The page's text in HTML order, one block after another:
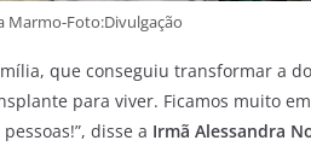
Marmo-Foto:Divulgação
que conseguiu transformar a
para viver. Ficamos muito
disse a Irmã Alessandra